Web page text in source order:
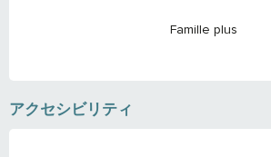
Famille plus
アクセシビリティ